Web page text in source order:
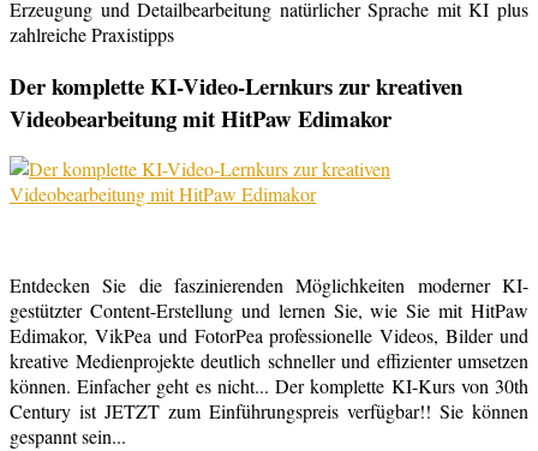
Erzeugung und Detailbearbeitung natürlicher Sprache mit KI plus
zahlreiche Praxistipps
Der komplette KI-Video-Lernkurs zur kreativen
Videobearbeitung mit HitPaw Edimakor
Entdecken Sie die faszinierenden Möglichkeiten moderner KI-
gestützter Content-Erstellung und lernen Sie, wie Sie mit HitPaw
Edimakor, VikPea und FotorPea professionelle Videos, Bilder und
kreative Medienprojekte deutlich schneller und effizienter umsetzen
können. Einfacher geht es nicht... Der komplette KI-Kurs von 30th
Century ist JETZT zum Einführungspreis verfügbar!! Sie können
gespannt sein...